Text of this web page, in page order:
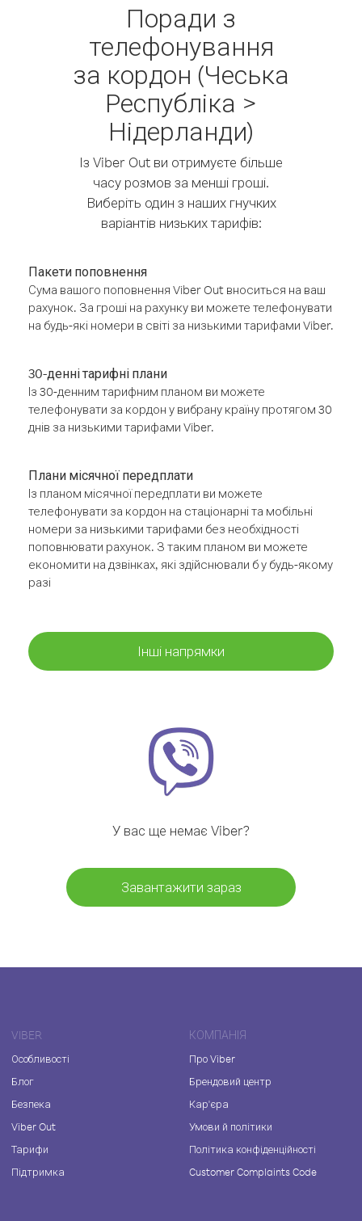
Поради з
телефонування
за кордон (Чеська
Республіка >
Нідерланди)
Із Viber Out ви отримуєте більше
часу розмов за менші гроші.
Виберіть один з наших гнучких
варіантів низьких тарифів:
Пакети поповнення
Сума вашого поповнення Viber Out вноситься на ваш
рахунок. За гроші на рахунку ви можете телефонувати
на будь-які номери в світі за низькими тарифами Viber.
30-денні тарифні плани
Із 30-денним тарифним планом ви можете
телефонувати за кордон у вибрану країну протягом 30
днів за низькими тарифами Viber.
Плани місячної передплати
Із планом місячної передплати ви можете
телефонувати за кордон на стаціонарні та мобільні
номери за низькими тарифами без необхідності
поповнювати рахунок. З таким планом ви можете
економити на дзвінках, які здійснювали б у будь-якому
разі
Інші напрямки
У вас ще немає Viber?
Завантажити зараз
VIBER
Особливості
Блог
Безпека
Viber Out
Тарифи
Підтримка
КОМПАНІЯ
Про Viber
Брендовий центр
Кар'єра
Умови й політики
Політика конфіденційності
Customer Complaints Code